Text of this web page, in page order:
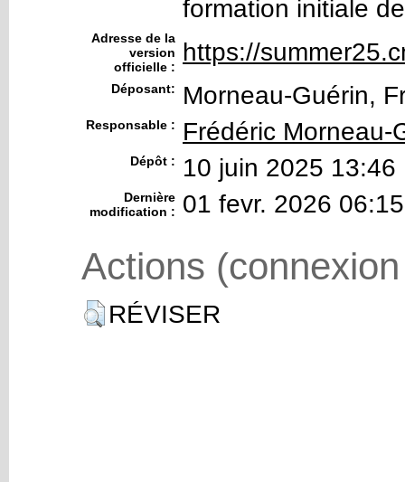
formation initiale
Adresse de la
version
officielle :
https://
Déposant: Morneau-Guérin,
Responsable : Frédéric Morneau-
Dépôt : 10 juin 2025 13:46
Dernière
modification :
01 fevr. 2026 06:15
Actions
RÉVISER